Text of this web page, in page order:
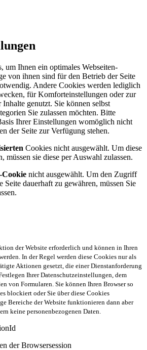
um Ihnen ein optimales Webseiten-
von ihnen sind für den Betrieb der Seite
Andere Cookies werden lediglich
für Komforteinstellungen oder zur
genutzt. Sie können selbst
Sie zulassen möchten. Bitte
Ihrer Einstellungen womöglich nicht
der Seite zur Verfügung stehen.
Cookies nicht ausgewählt. Um diese
müssen sie diese per Auswahl zulassen.
nicht ausgewählt. Um den Zugriff
Seite dauerhaft zu gewähren, müssen Sie
der Website erforderlich und können in Ihren
In der Regel werden diese Cookies nur als
Aktionen gesetzt, die einer Dienstanforderung
Ihrer Datenschutzeinstellungen, dem
von Formularen. Sie können Ihren Browser so
blockiert oder Sie über diese Cookies
Bereiche der Website funktionieren dann aber
keine personenbezogenen Daten.
der Browsersession